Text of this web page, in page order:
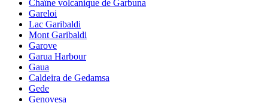
Chaîne volcanique de Garbuna
Gareloi
Lac Garibaldi
Mont Garibaldi
Garove
Garua Harbour
Gaua
Caldeira de Gedamsa
Gede
Genovesa